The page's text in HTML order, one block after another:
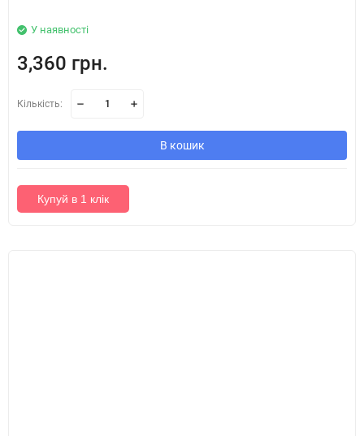
У наявності
3,360 грн.
Кількість:
В кошик
Купуй в 1 клік